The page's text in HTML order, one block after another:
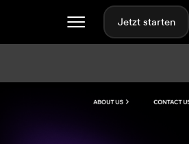
Jetzt starten